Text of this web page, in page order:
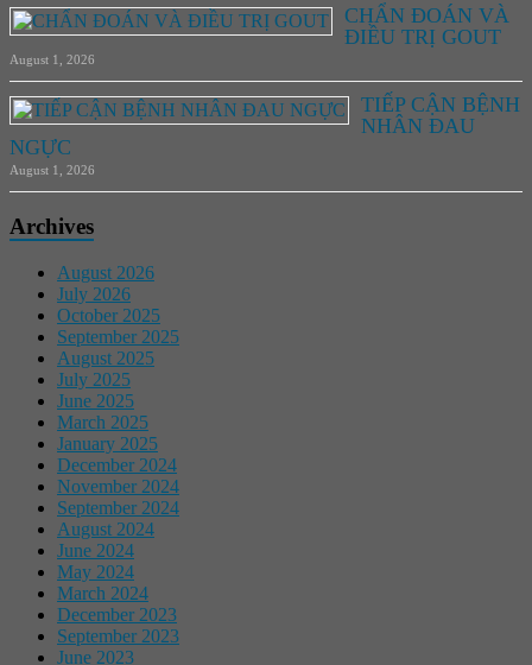
CHẨN ĐOÁN VÀ
ĐIỀU TRỊ GOUT
August 1, 2026
TIẾP CẬN BỆNH
NHÂN ĐAU
NGỰC
August 1, 2026
Archives
August 2026
July 2026
October 2025
September 2025
August 2025
July 2025
June 2025
March 2025
January 2025
December 2024
November 2024
September 2024
August 2024
June 2024
May 2024
March 2024
December 2023
September 2023
June 2023